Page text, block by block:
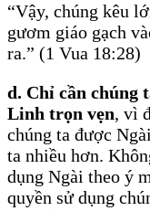
“Vậy, chúng kêu
gươm giáo gạch
ra.” (1 Vua 18:28)
d. Chỉ cần chúng
Linh trọn vẹn, vì
chúng ta được
ta nhiều hơn.
dụng Ngài theo ý
quyền sử dụng